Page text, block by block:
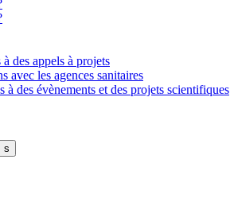
des appels à projets
avec les agences sanitaires
à des évènements et des projets scientifiques